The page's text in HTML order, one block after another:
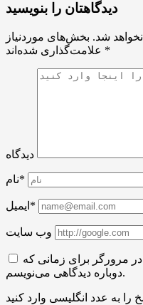
دیدگاهتان را بنویسید
شد. بخش‌های موردنیاز
*
دیدگاه
نام*
ایمیل*
وب سایت
مرورگر برای زمانی که
دوباره دیدگاهی می‌نویسم.